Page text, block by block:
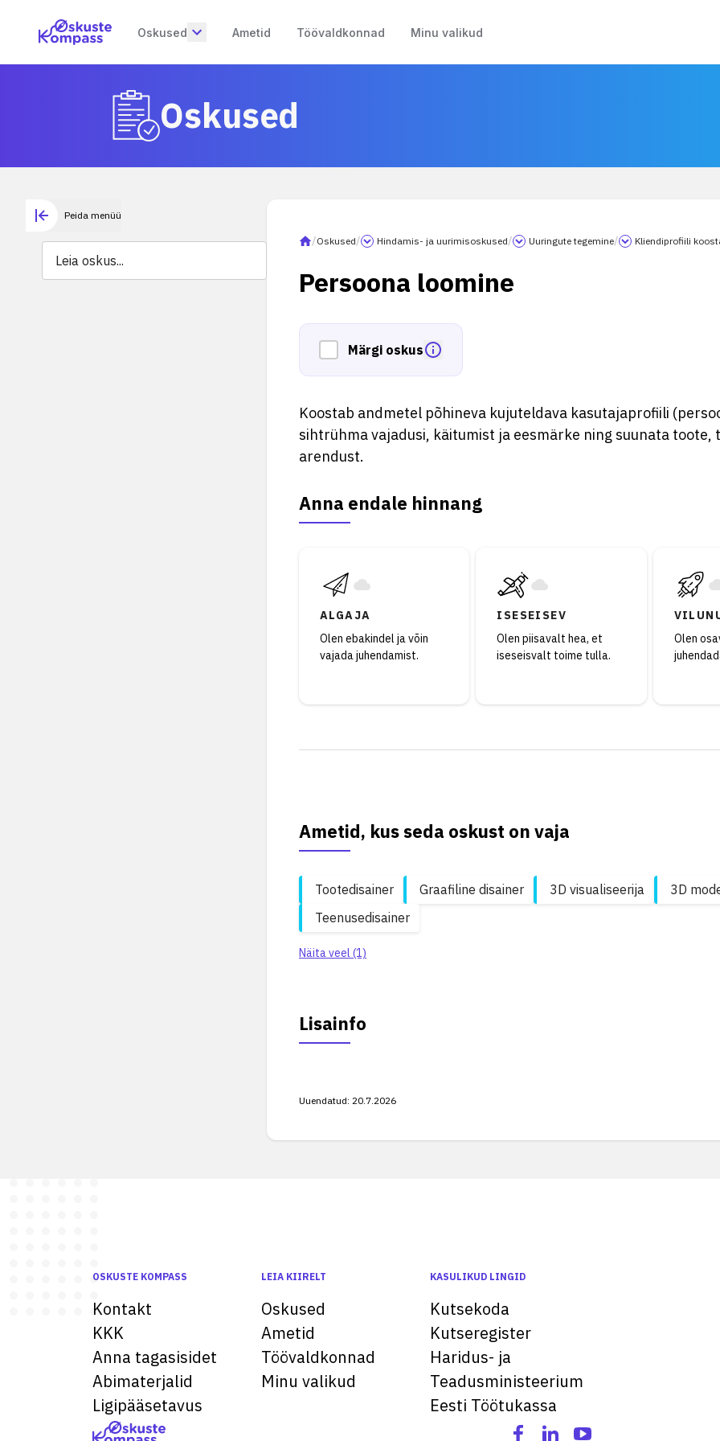
Oskused Ametid Töövaldkonnad Minu valikud
Oskused
Peida menüü
/Oskused/ Hindamis- ja uurimisoskused/ Uuringute tegemine/ Kliendiprofiili
Persoona loomine
Märgi oskus
Koostab andmetel põhineva kujuteldava kasutajaprofiili
sihtrühma vajadusi, käitumist ja eesmärke ning suunata toote,
arendust.
Anna endale hinnang
ALGAJA
Olen ebakindel ja võin
vajada juhendamist.
ISESEISEV
Olen piisavalt hea, et
iseseisvalt toime tulla.
Olen
Ametid, kus seda oskust on vaja
Tootedisainer Graafiline disainer 3D visualiseerija
3D
Teenusedisainer
Näita veel (1)
Lisainfo
Uuendatud: 20.7.2026
OSKUSTE KOMPASS
Kontakt
KKK
Anna tagasisidet
Abimaterjalid
Ligipääsetavus
LEIA KIIRELT
Oskused
Ametid
Töövaldkonnad
Minu valikud
KASULIKUD LINGID
Kutsekoda
Kutseregister
Haridus- ja
Teadusministeerium
Eesti Töötukassa